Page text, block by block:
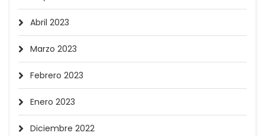
Abril 2023
Marzo 2023
Febrero 2023
Enero 2023
Diciembre 2022